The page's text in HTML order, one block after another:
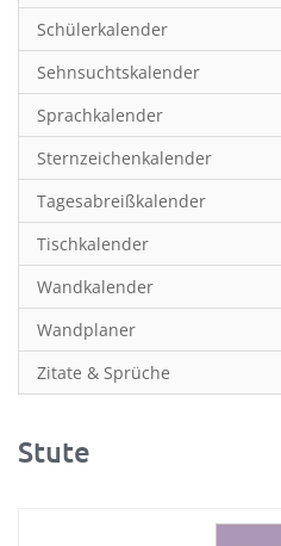
Inspiration & Spiritualität
Kinderkalender
Kunst
Länder & Städte
Landschaft & Natur
Lifestyle
Literatur
Manga & Animé
Neutrale Kalender
Partner- & Wandplaner
Planung & Organisation
Schülerkalender
Sehnsuchtskalender
Sprachkalender
Sternzeichenkalender
Tagesabreißkalender
Tischkalender
Wandkalender
Wandplaner
Zitate & Sprüche
Stute